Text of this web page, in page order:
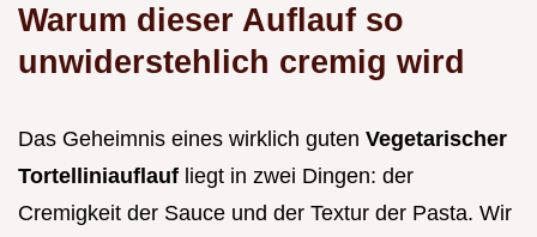
Warum dieser Auflauf so
unwiderstehlich cremig wird
Das Geheimnis eines wirklich guten Vegetarischer
Tortelliniauflauf liegt in zwei Dingen: der
Cremigkeit der Sauce und der Textur der Pasta. Wir